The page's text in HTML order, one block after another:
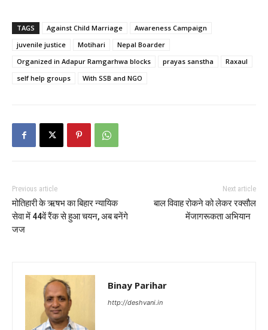
TAGS Against Child Marriage
Awareness Campaign
juvenile justice
Motihari
Nepal Boarder
Organized in Adapur Ramgarhwa blocks
prayas sanstha
Raxaul
self help groups
With SSB and NGO
Previous article
मोतिहारी के ऋषभ का बिहार न्यायिक
सेवा में 44वें रैंक से हुआ चयन, अब बनेंगे
जज
Next article
बाल विवाह रोकने को लेकर रक्सौल
मेंजागरूकता अभियान
Binay Parihar
http://deshvani.in